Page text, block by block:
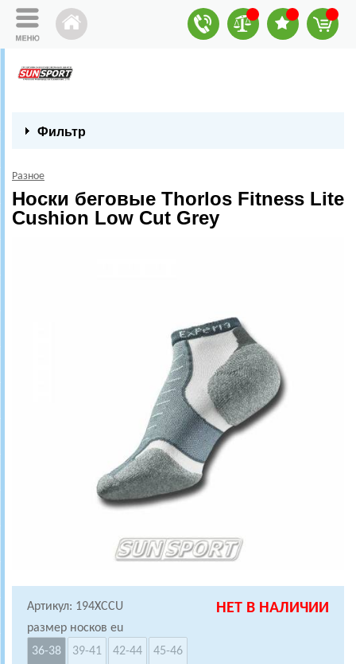
Фильтр
Разное
Носки беговые Thorlos Fitness Lite
Cushion Low Cut Grey
Артикул: 194XCCU НЕТ В НАЛИЧИИ
размер носков eu
36-38
39-41 42-44 45-46